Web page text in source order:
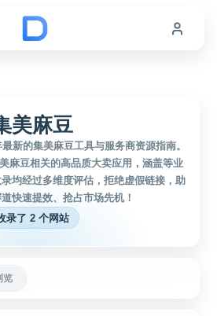
美麻豆
新的集美麻豆工具与服务商资源指南。
麻豆相关的高品质大卖应用，涵盖等业
均经过多维度评估，拒绝虚假链接，助
快速提效、抢占市场先机！
录了 2 个网站
览